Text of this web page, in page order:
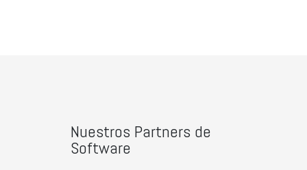
Nuestros Partners de
Software